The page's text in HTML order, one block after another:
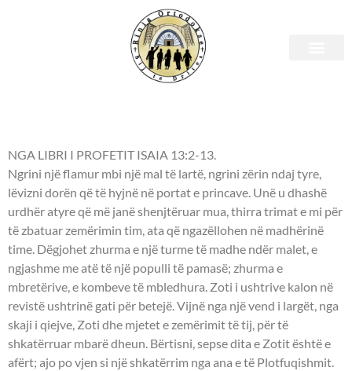
E premte, 17mars 2023 –
NGA LIBRI I PROFETIT ISAIA 13:2-13.
Ngrini një flamur mbi një mal të lartë, ngrini zërin ndaj tyre,
lëvizni dorën që të hyjnë në portat e princave. Unë u dhashë
urdhër atyre që më janë shenjtëruar mua, thirra trimat e mi për
të zbatuar zemërimin tim, ata që ngazëllohen në madhërinë
time. Dëgjohet zhurma e një turme të madhe ndër malet, e
ngjashme me atë të një populli të pamasë; zhurma e
mbretërive, e kombeve të mbledhura. Zoti i ushtrive kalon në
revistë ushtrinë gati për betejë. Vijnë nga një vend i largët, nga
skaji i qiejve, Zoti dhe mjetet e zemërimit të tij, për të
shkatërruar mbarë dheun. Bërtisni, sepse dita e Zotit është e
afërt; ajo po vjen si një shkatërrim nga ana e të Plotfuqishmit.